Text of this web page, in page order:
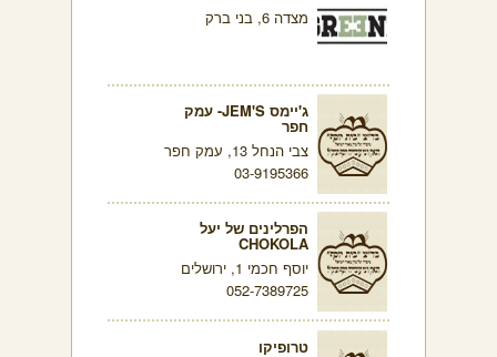
מצדה 6, בני ברק
ג'יימס JEM'S- עמק
חפר
צבי הנחל 13, עמק חפר
03-9195366
הפרלינים של יעל
CHOKOLA
יוסף חכמי 1, ירושלים
052-7389725
טרופיקו